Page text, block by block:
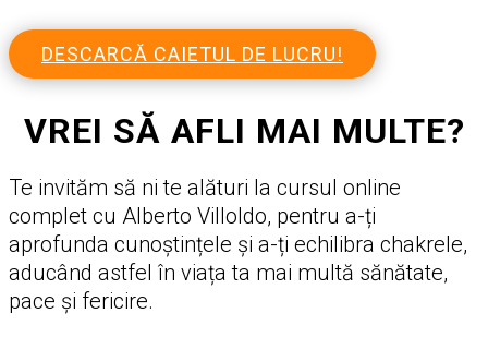
DESCARCĂ CAIETUL DE LUCRU!
VREI SĂ AFLI MAI MULTE?
Te invităm să ni te alături la cursul online
complet cu Alberto Villoldo, pentru a-ți
aprofunda cunoștințele și a-ți echilibra chakrele,
aducând astfel în viața ta mai multă sănătate,
pace și fericire.